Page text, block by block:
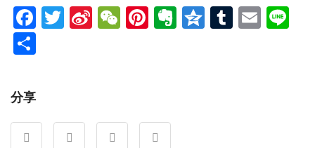
Facebook
Twitter
Sina
Weibo
WeChat
Pinterest
Evernote
Qzone
Tumblr
分享